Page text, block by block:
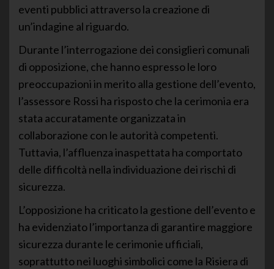
eventi pubblici attraverso la creazione di
un’indagine al riguardo.
Durante l’interrogazione dei consiglieri comunali
di opposizione, che hanno espresso le loro
preoccupazioni in merito alla gestione dell’evento,
l’assessore Rossi ha risposto che la cerimonia era
stata accuratamente organizzata in
collaborazione con le autorità competenti.
Tuttavia, l’affluenza inaspettata ha comportato
delle difficoltà nella individuazione dei rischi di
sicurezza.
L’opposizione ha criticato la gestione dell’evento e
ha evidenziato l’importanza di garantire maggiore
sicurezza durante le cerimonie ufficiali,
soprattutto nei luoghi simbolici come la Risiera di